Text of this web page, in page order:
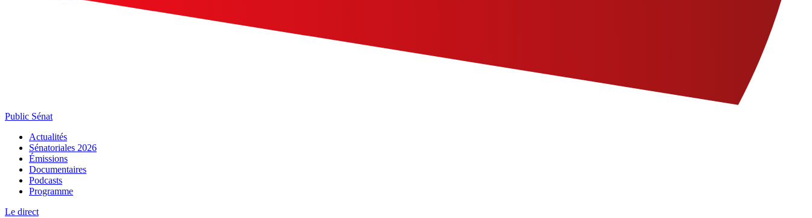
Public Sénat
Actualités
Sénatoriales 2026
Émissions
Documentaires
Podcasts
Programme
Le direct